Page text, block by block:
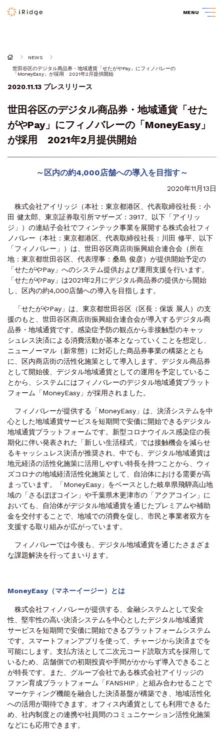
MENU
NEWS
世田谷区のデジタル商品券・地域通貨「せたがやPay」にフィノバレーの
「MoneyEasy」が採用 2021年2月提供開始
2020.11.13 プレスリリース
世田谷区のデジタル商品券・地域通貨「せた
がやPay」にフィノバレーの「MoneyEasy」
が採用 2021年2月提供開始
～区内の約4,000店舗への導入を目指す～
2020年11月13日
株式会社アイリッジ（本社：東京都港区、代表取締役社長：小
田 健太郎、東京証券取引所マザーズ：3917、以下「アイリッ
ジ」）の連結子会社でフィンテック事業を展開する株式会社フィ
ノバレー（本社：東京都港区、代表取締役社長：川田 修平、以下
「フィノバレー」）は、世田谷区商店街振興組合連合会（所在
地：東京都世田谷区、代表理事：桑島 俊彦）が提供開始予定の
「せたがやPay」へのシステム提供および運用支援を行います。
「せたがやPay」は2021年2月にデジタル商品券の提供から開始
し、区内の約4,000店舗への導入を目指します。
「せたがやPay」は、東京都世田谷区（区長：保坂 展人）の支
援のもと、世田谷区商店街振興組合連合会が導入するデジタル商
品券・地域通貨です。感染症予防の観点から非接触型のキャッ
シュレス決済による消費活動が基本となっていくことを想定し、
ニューノーマル（新常態）に対応した商品券事業の構築ととも
に、区内商店街の活性化施策として導入します。デジタル商品券
として開始後、デジタル地域通貨としての運用を予定しているこ
とから、システムにはフィノバレーのデジタル地域通貨プラット
フォーム「MoneyEasy」が採用されました。
フィノバレーが提供する「MoneyEasy」は、決済システムを中
心とした地域通貨サービスを短期間で安価に開始できるデジタル
地域通貨プラットフォームです。新型コロナウイルス感染症の長
期化に伴い発表された「新しい生活様式」では接触機会を減らせ
るキャッシュレス決済が推奨され、中でも、デジタル地域通貨は
地元経済の活性化施策に活用しやすい特長を持つことから、ウィ
ズコロナの地域経済活性化施策として、自治体における需要が高
まっています。「MoneyEasy」をベースとした岐阜県飛騨高山地
域の「さるぼぼコイン」や千葉県木更津市の「アクアコイン」に
おいても、自治体がデジタル地域通貨を通じたプレミアムや補助
金を交付することで、地域での消費を促し、市民と事業者双方を
支援する取り組みが広がっています。
フィノバレーでは今後も、デジタル地域通貨を通じたさまざま
な課題解決を行ってまいります。
MoneyEasy（マネーイージー）とは
株式会社フィノバレーが提供する、金融システムとして安全
性、堅牢性の高い決済システムを中心としたデジタル地域通貨
サービスを短期間で安価に開始できるプラットフォームシステム
です。スマートフォンアプリを使って、チャージから決済までを
可能にします。支払方法として二次元コード読取方式を採用して
いるため、店舗側での初期投資や手間がかからず導入できること
が特長です。また、グループ会社である株式会社アイリッジの
ファン育成プラットフォーム「FANSHIP」と組み合わせることで
マーケティング機能を融合した決済基盤が構築でき、地域活性化
への活用が期待できます。オフィス内通貨としても利用できるた
め、社内制度との連携や社員間のコミュニケーション活性化施策
などにも応用できます。